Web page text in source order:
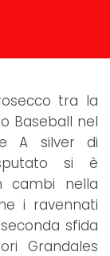
tra la
Baseball nel
A silver di
si è
cambi nella
i ravennati
sfida
Grandales